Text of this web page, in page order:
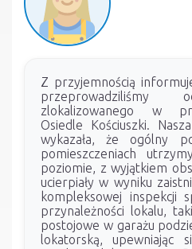
Z przyjemnością
przeprowadziliśmy
zlokalizowanego w
Osiedle Kościuszki.
wykazała, że ogólny
pomieszczeniach
poziomie, z wyjątkiem
ucierpiały w wyniku
kompleksowej inspekcji
przynależności lokalu,
postojowe w garażu
lokatorską, upewniając